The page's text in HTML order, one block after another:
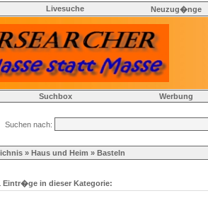
Livesuche Neuzug�nge
Suchbox Werbung
Suchen nach:
» Haus und Heim » Basteln
Eintr�ge in dieser Kategorie: